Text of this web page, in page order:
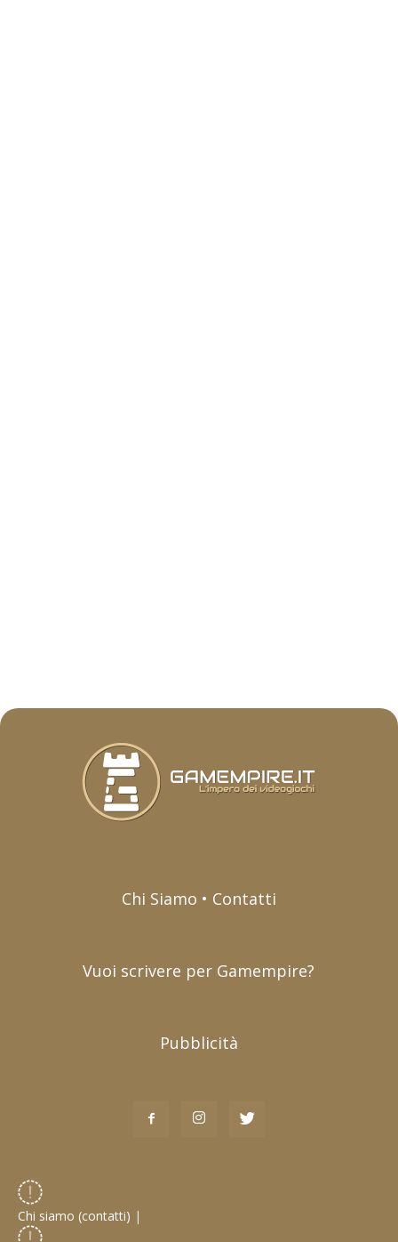
Chi Siamo • Contatti
Vuoi scrivere per Gamempire?
Pubblicità
Chi siamo (contatti) |